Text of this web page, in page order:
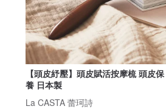
【頭皮紓壓】頭皮賦活按摩梳 頭皮保
養 日本製
La CASTA 蕾珂詩